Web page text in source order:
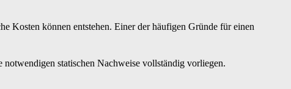
Kosten können entstehen. Einer der häufigen Gründe für einen
statischen Nachweise vollständig vorliegen.